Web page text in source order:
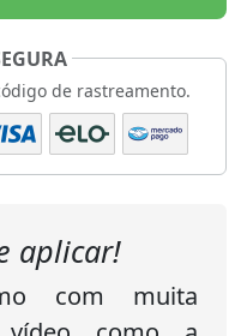
de rastreamento.
aplicar!
com muita